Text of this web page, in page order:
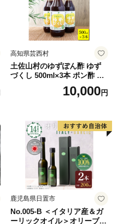
高知県芸西村
土佐山村のゆずぽん酢 ゆず
づくし 500ml×3本 ポン酢 ポ
ンズ ゆず 柚子 調味料 さっぱ
り 美味しい おいしい 鍋 しゃ
10,000円
鹿児島県日置市
No.005-B ＜イタリア産＆ガ
ーリックオイル＞オリーブオ